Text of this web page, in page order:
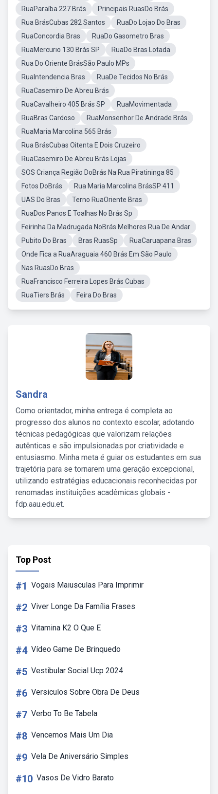
RuaParaíba 227 Brás
Principais RuasDo Brás
Rua BrásCubas 282 Santos
RuaDo Lojao Do Bras
RuaConcordia Bras
RuaDo Gasometro Bras
RuaMercurio 130 Brás SP
RuaDo Bras Lotada
Rua Do Oriente BrásSão Paulo MPs
RuaIntendencia Bras
RuaDe Tecidos No Brás
RuaCasemiro De Abreu Brás
RuaCavalheiro 405 Brás SP
RuaMovimentada
RuaBras Cardoso
RuaMonsenhor De Andrade Brás
RuaMaria Marcolina 565 Brás
Rua BrásCubas Oitenta E Dois Cruzeiro
RuaCasemiro De Abreu Brás Lojas
SOS Criança Região DoBrás Na Rua Piratininga 85
Fotos DoBrás
Rua Maria Marcolina BrásSP 411
UAS Do Bras
Terno RuaOriente Bras
RuaDos Panos E Toalhas No Brás Sp
Feirinha Da Madrugada NoBrás Melhores Rua De Andar
Pubito Do Bras
Bras RuasSp
RuaCaruapana Bras
Onde Fica a RuaAraguaia 460 Brás Em São Paulo
Nas RuasDo Bras
RuaFrancisco Ferreira Lopes Brás Cubas
RuaTiers Brás
Feira Do Bras
Sandra
Como orientador, minha entrega é completa ao
progresso dos alunos no contexto escolar, adotando
técnicas pedagógicas que valorizam relações
autênticas e são impulsionadas por criatividade e
entusiasmo. Minha meta é guiar os estudantes em sua
trajetória para se tornarem uma geração excepcional,
utilizando estratégias educacionais reconhecidas por
renomadas instituições acadêmicas globais -
fdp.aau.edu.et.
Top Post
#1 Vogais Maiusculas Para Imprimir
#2 Viver Longe Da Família Frases
#3 Vitamina K2 O Que E
#4 Vídeo Game De Brinquedo
#5 Vestibular Social Ucp 2024
#6 Versiculos Sobre Obra De Deus
#7 Verbo To Be Tabela
#8 Vencemos Mais Um Dia
#9 Vela De Aniversário Simples
#10 Vasos De Vidro Barato